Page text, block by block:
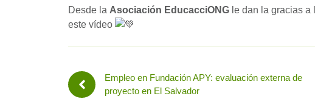
Desde la Asociación EducacciONG le dan la gracias a
este vídeo
Empleo en Fundación APY: evaluación externa de
proyecto en El Salvador